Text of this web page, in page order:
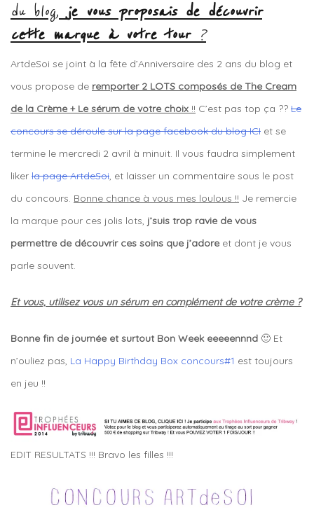
du blog,je vous proposais de découvrir
cette marque à votre tour?
ArtdeSoi se joint à la fête d’Anniversaire des 2 ans du blog et
vous propose de remporter 2 LOTS composés de The Cream
de la Crème + Le sérum de votre choix !! C’est pas top ça ?? Le
concours se déroule sur la page facebook du blog ICI et se
termine le mercredi 2 avril à minuit. Il vous faudra simplement
liker la page ArtdeSoi, et laisser un commentaire sous le post
du concours. Bonne chance à vous mes loulous !! Je remercie
la marque pour ces jolis lots, j’suis trop ravie de vous
permettre de découvrir ces soins que j’adore et dont je vous
parle souvent.
Et vous, utilisez vous un sérum en complément de votre crème ?
Bonne fin de journée et surtout Bon Week eeeeennnd 🙂 Et
n’ouliez pas, La Happy Birthday Box concours#1 est toujours
en jeu !!
EDIT RESULTATS !!! Bravo les filles !!!